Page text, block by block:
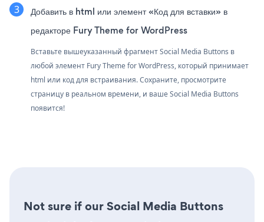
Добавить в html или элемент «Код для вставки» в
редакторе Fury Theme for WordPress
Вставьте вышеуказанный фрагмент Social Media Buttons в
любой элемент Fury Theme for WordPress, который принимает
html или код для встраивания. Сохраните, просмотрите
страницу в реальном времени, и ваше Social Media Buttons
появится!
Not sure if our Social Media Buttons